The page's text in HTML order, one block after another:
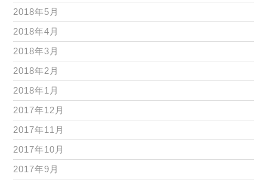
2018年5月
2018年4月
2018年3月
2018年2月
2018年1月
2017年12月
2017年11月
2017年10月
2017年9月